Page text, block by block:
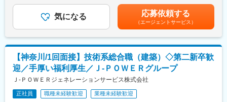
◎ 手厚い福利厚生
寮・社宅完備のほか、社員持株制度、カフェテリアプラン、保養
所利用など、安心して働ける福利厚生が整っています。
教育・研修制度を通じて、着実なキャリアアップを支援します。
（1） 資格取得向け外部講習は上限なく会社負担。平日の研修も
業務時間扱い。
（2） 資格試験の受験料、旅費・交通費・宿泊費は全額会社負
担。
（3） 合格時は祝金支給（技術士30万円、施工管理3～10万
円）。
■具体的に：
【建築設備の技術総括】
・火力発電所の建築設備に係る技術総括及び社内外調整
・火力運営事業所技術支援
・大型工事計画の設計・発注支援
■1日の流れ：
▼8:30ミーティング、メールやスケジュールのチェック
▼9:00修繕作業対応等
名：680万円・40歳扶養2名：810万円※1.上記年収は本店勤務にて
試算、残業手当21H/円を含む※2.社宅、寮、借上げ社宅はモデル年
収に含まれません。賃金はあくまでも目安の金額であり、選考を
通じて上下する可能性があります。月給(月額)は固定手当を含めた
表記です。
気になる 応募依頼する
（エージェントサービス）
【神奈川/1回面接】技術系総合職（建築）◇第二新卒歓
迎／手厚い福利厚生／Ｊ‐ＰＯＷＥＲグループ
Ｊ‐ＰＯＷＥＲジェネレーションサービス株式会社
正社員 職種未経験歓迎 業種未経験歓迎